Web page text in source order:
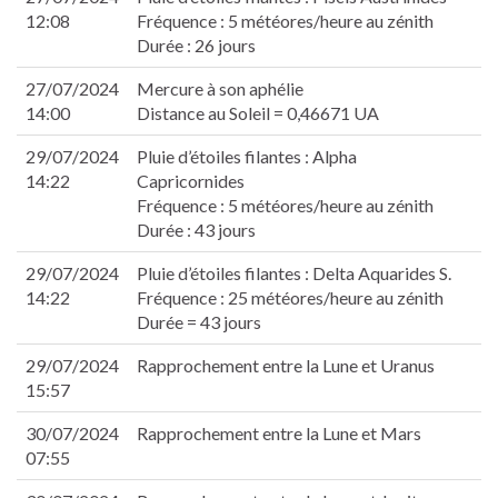
12:08
Fréquence : 5 météores/heure au zénith
Durée : 26 jours
27/07/2024
14:00
Mercure à son aphélie
Distance au Soleil = 0,46671 UA
29/07/2024
14:22
Pluie d’étoiles filantes : Alpha
Capricornides
Fréquence : 5 météores/heure au zénith
Durée : 43 jours
29/07/2024
14:22
Pluie d’étoiles filantes : Delta Aquarides S.
Fréquence : 25 météores/heure au zénith
Durée = 43 jours
29/07/2024
15:57
Rapprochement entre la Lune et Uranus
30/07/2024
07:55
Rapprochement entre la Lune et Mars